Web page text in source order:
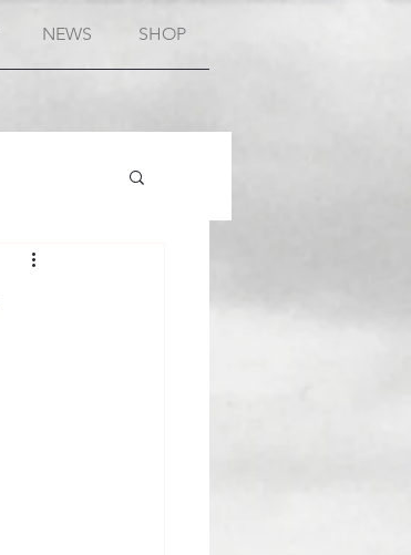
NEWS SHOP